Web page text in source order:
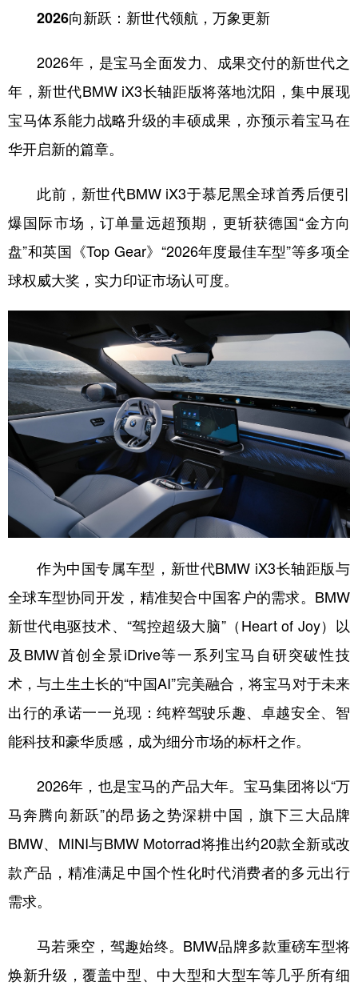
2026向新跃：新世代领航，万象更新
2026年，是宝马全面发力、成果交付的新世代之
年，新世代BMW iX3长轴距版将落地沈阳，集中展现
宝马体系能力战略升级的丰硕成果，亦预示着宝马在
华开启新的篇章。
此前，新世代BMW iX3于慕尼黑全球首秀后便引
爆国际市场，订单量远超预期，更斩获德国“金方向
盘”和英国《Top Gear》“2026年度最佳车型”等多项全
球权威大奖，实力印证市场认可度。
作为中国专属车型，新世代BMW iX3长轴距版与
全球车型协同开发，精准契合中国客户的需求。BMW
新世代电驱技术、“驾控超级大脑”（Heart of Joy）以
及BMW首创全景iDrive等一系列宝马自研突破性技
术，与土生土长的“中国AI”完美融合，将宝马对于未来
出行的承诺一一兑现：纯粹驾驶乐趣、卓越安全、智
能科技和豪华质感，成为细分市场的标杆之作。
2026年，也是宝马的产品大年。宝马集团将以“万
马奔腾向新跃”的昂扬之势深耕中国，旗下三大品牌
BMW、MINI与BMW Motorrad将推出约20款全新或改
款产品，精准满足中国个性化时代消费者的多元出行
需求。
马若乘空，驾趣始终。BMW品牌多款重磅车型将
焕新升级，覆盖中型、中大型和大型车等几乎所有细